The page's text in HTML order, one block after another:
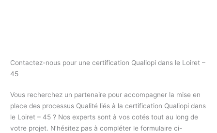
Contactez-nous pour une certification Qualiopi dans le Loiret –
45
Vous recherchez un partenaire pour accompagner la mise en
place des processus Qualité liés à la certification Qualiopi dans
le Loiret – 45 ? Nos experts sont à vos cotés tout au long de
votre projet. N’hésitez pas à compléter le formulaire ci-